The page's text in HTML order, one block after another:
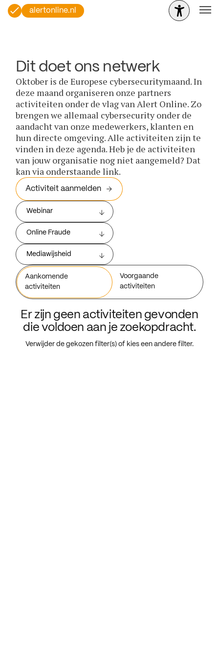
alertonline.nl
Dit doet ons netwerk
Oktober is de Europese cybersecuritymaand. In
deze maand organiseren onze partners
activiteiten onder de vlag van Alert Online. Zo
brengen we allemaal cybersecurity onder de
aandacht van onze medewerkers, klanten en
hun directe omgeving. Alle activiteiten zijn te
vinden in deze agenda. Heb je de activiteiten
van jouw organisatie nog niet aangemeld? Dat
kan via onderstaande link.
Activiteit aanmelden
Webinar
Online Fraude
Mediawijsheid
Aankomende
activiteiten
Voorgaande
activiteiten
Er zijn geen activiteiten gevonden
die voldoen aan je zoekopdracht.
Verwijder de gekozen filter(s) of kies een andere filter.